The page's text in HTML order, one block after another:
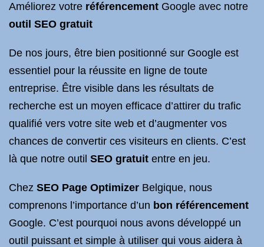
Améliorez votre référencement Google avec notre
outil SEO gratuit
De nos jours, être bien positionné sur Google est
essentiel pour la réussite en ligne de toute
entreprise. Être visible dans les résultats de
recherche est un moyen efficace d’attirer du trafic
qualifié vers votre site web et d’augmenter vos
chances de convertir ces visiteurs en clients. C’est
là que notre outil SEO gratuit entre en jeu.
Chez SEO Page Optimizer Belgique, nous
comprenons l’importance d’un bon référencement
Google. C’est pourquoi nous avons développé un
outil puissant et simple à utiliser qui vous aidera à